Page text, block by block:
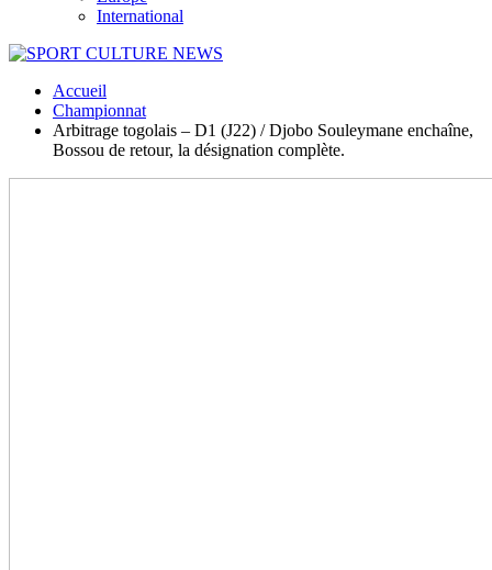
International
Accueil
Championnat
Arbitrage togolais – D1 (J22) / Djobo Souleymane enchaîne,
Bossou de retour, la désignation complète.